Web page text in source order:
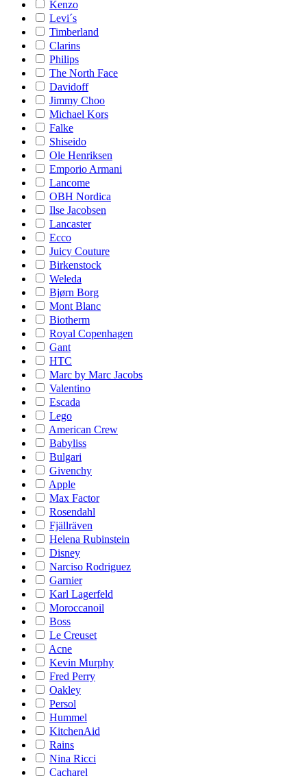
Kenzo
Levi´s
Timberland
Clarins
Philips
The North Face
Davidoff
Jimmy Choo
Michael Kors
Falke
Shiseido
Ole Henriksen
Emporio Armani
Lancome
OBH Nordica
Ilse Jacobsen
Lancaster
Ecco
Juicy Couture
Birkenstock
Weleda
Bjørn Borg
Mont Blanc
Biotherm
Royal Copenhagen
Gant
HTC
Marc by Marc Jacobs
Valentino
Escada
Lego
American Crew
Babyliss
Bulgari
Givenchy
Apple
Max Factor
Rosendahl
Fjällräven
Helena Rubinstein
Disney
Narciso Rodriguez
Garnier
Karl Lagerfeld
Moroccanoil
Boss
Le Creuset
Acne
Kevin Murphy
Fred Perry
Oakley
Persol
Hummel
KitchenAid
Rains
Nina Ricci
Cacharel